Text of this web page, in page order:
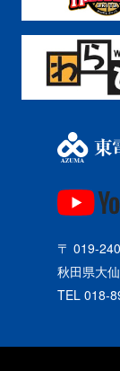
〒 019-
秋田県大
TEL 018-